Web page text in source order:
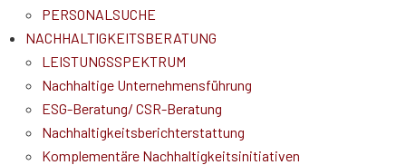
PERSONALSUCHE
NACHHALTIGKEITSBERATUNG
LEISTUNGSSPEKTRUM
Nachhaltige Unternehmensführung
ESG-Beratung/ CSR-Beratung
Nachhaltigkeitsberichterstattung
Komplementäre Nachhaltigkeitsinitiativen